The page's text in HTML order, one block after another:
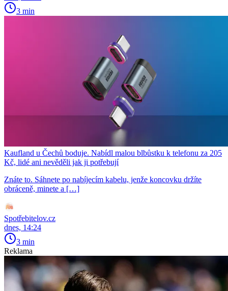
3 min
Kaufland u Čechů boduje. Nabídl malou blbůstku k telefonu za 205
Kč, lidé ani nevěděli jak ji potřebují
Znáte to. Sáhnete po nabíjecím kabelu, jenže koncovku držíte
obráceně, minete a […]
Spotřebitelov.cz
dnes, 14:24
3 min
Reklama